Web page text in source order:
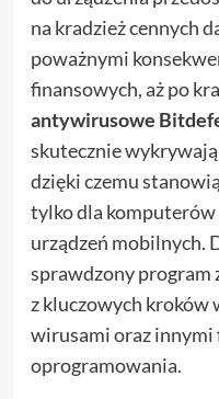
na kradzież cennych
poważnymi
finansowych, aż po
antywirusowe
skutecznie
dzięki czemu
tylko dla komputerów
urządzeń mobilnych.
sprawdzony program
z kluczowych kroków
wirusami oraz innymi
oprogramowania.